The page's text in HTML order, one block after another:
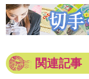
関連記事